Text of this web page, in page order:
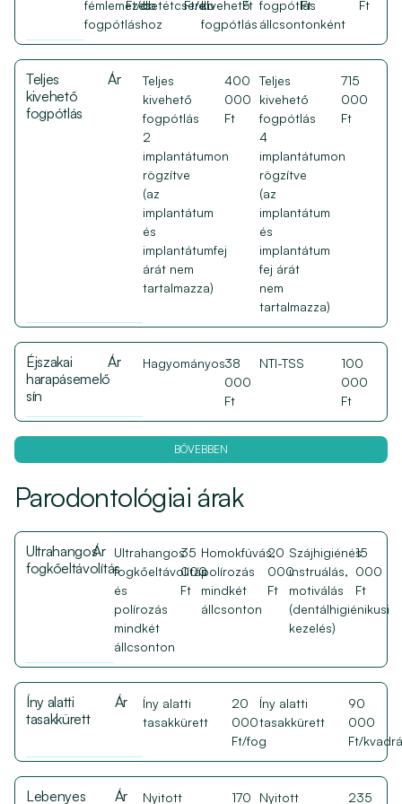
fémlemezes
fogpótláshoz
Ft/dbbetétcsere
Ft/dbkivehető
fogpótlás
Ft fogpótlás
állcsontonként
Ft
Ft
Teljes
kivehető
fogpótlás
Ár
Teljes
kivehető
fogpótlás
2
implantátumon
rögzítve
(az
implantátum
és
implantátumfej
árát nem
tartalmazza)
400
000
Ft
Teljes
kivehető
fogpótlás
4
implantátumon
rögzítve
(az
implantátum
és
implantátum
fej árát
nem
tartalmazza)
715
000
Ft
Éjszakai
harapásemelő
sín
Ár Hagyományos38
000
Ft
NTI-TSS
100
000
Ft
BŐVEBBEN
Parodontológiai árak
Ultrahangos
fogkőeltávolítás
Ár
Ultrahangos
fogkőeltávolítás
és
polírozás
mindkét
állcsonton
35
000
Ft
Homokfúvás,
polírozás
mindkét
állcsonton
20
000
Ft
Szájhigiénés
instruálás,
motiválás
(dentálhigiénikusi
kezelés)
15
000
Ft
Íny alatti
tasakkürett
Ár
Íny alatti
tasakkürett
20
000
Ft/fog
Íny alatti
tasakkürett
90
000
Ft/
Lebenyes Ár Nyitott 170 Nyitott 235